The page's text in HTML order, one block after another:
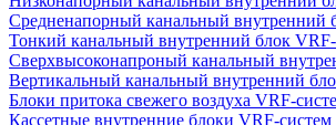
Средненапорный канальный
Тонкий канальный внутренний блок
Сверхвысоконапроный канальный
Вертикальный канальный внутренний
Блоки притока свежего воздуха VRF-
Кассетные внутренние блоки VRF-систем